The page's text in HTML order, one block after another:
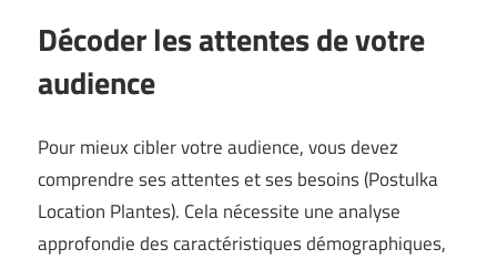
Décoder les attentes de votre
audience
Pour mieux cibler votre audience, vous devez
comprendre ses attentes et ses besoins (Postulka
Location Plantes). Cela nécessite une analyse
approfondie des caractéristiques démographiques,